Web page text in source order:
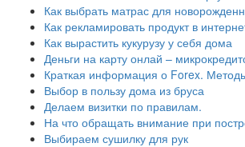
Как выбрать матрас для
Как рекламировать продукт в
Как вырастить кукурузу у себя дома
Деньги на карту онлай –
Краткая информация о Forex.
Выбор в пользу дома из бруса
Делаем визитки по правилам.
На что обращать внимание при
Выбираем сушилку для рук